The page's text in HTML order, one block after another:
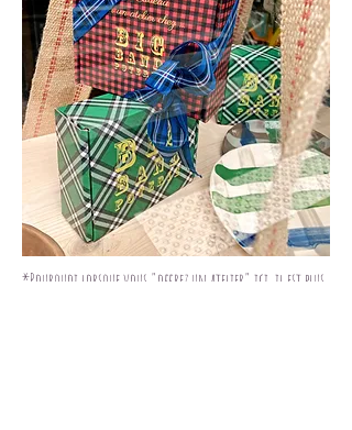
*Pourquoi lorsque vous "offrez un atelier" ici, il est plus